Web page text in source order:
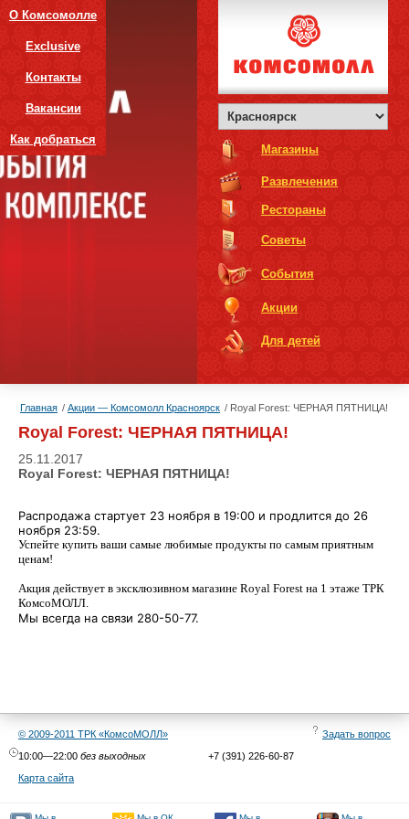
О Комсомолле
Exclusive
Контакты
Вакансии
Как добраться
Магазины
Развлечения
Рестораны
Советы
События
Акции
Для детей
Главная Акции — Комсомолл Красноярск Royal Forest: ЧЕРНАЯ ПЯТНИЦА!
Royal Forest: ЧЕРНАЯ ПЯТНИЦА!
25.11.2017
Royal Forest: ЧЕРНАЯ ПЯТНИЦА!
Распродажа стартует 23 ноября в 19:00 и продлится до 26
ноября 23:59.
Успейте купить ваши самые любимые продукты по самым приятным
ценам!
Акция действует в эксклюзивном магазине Royal Forest на 1 этаже ТРК
КомсоМОЛЛ.
Мы всегда на связи 280-50-77.
© 2009-2011 ТРК «КомсоМОЛЛ»
Задать вопрос
10:00—22:00 без выходных
+7 (391) 226-60-87
Карта сайта